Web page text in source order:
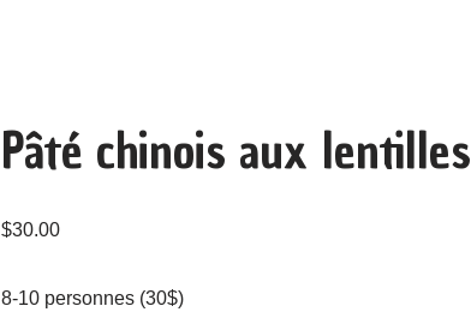
Pâté chinois aux lentilles
$30.00
8-10 personnes (30$)